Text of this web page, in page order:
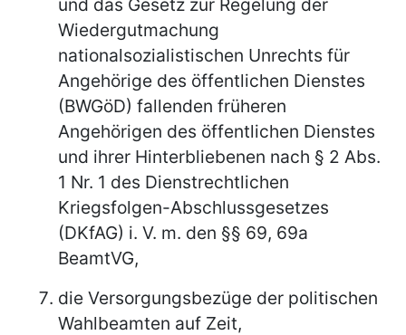
Wiedergutmachung
nationalsozialistischen Unrechts für
Angehörige des öffentlichen Dienstes
(BWGöD) fallenden früheren
Angehörigen des öffentlichen Dienstes
und ihrer Hinterbliebenen nach § 2 Abs.
1 Nr. 1 des Dienstrechtlichen
Kriegsfolgen-Abschlussgesetzes
(DKfAG) i. V. m. den §§ 69, 69a
BeamtVG,
die Versorgungsbezüge der politischen
Wahlbeamten auf Zeit,